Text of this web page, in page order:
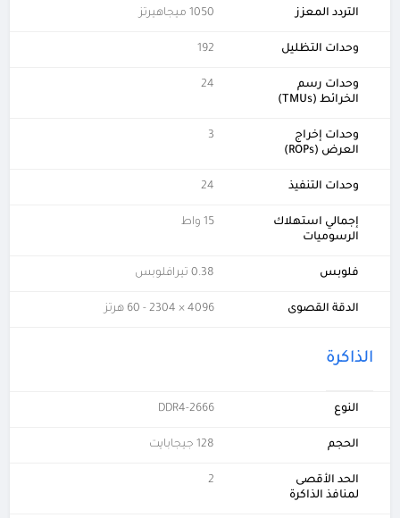
التردد المعزز 1050 ميجاهيرتز
وحدات التظليل 192
وحدات رسم
الخرائط (TMUs)
24
وحدات إخراج
العرض (ROPs)
3
وحدات التنفيذ 24
إجمالي استهلاك
الرسوميات
15 واط
فلوبس 0.38 تيرافلوبس
الدقة القصوى 4096 × 2304 - 60 هرتز
الذاكرة
النوع DDR4-2666
الحجم 128 جيجابايت
الحد الأقصى
لمنافذ الذاكرة
2